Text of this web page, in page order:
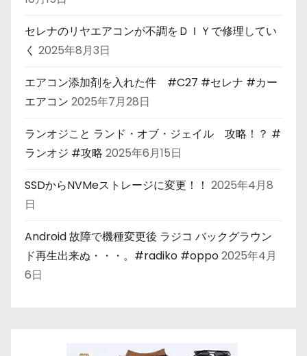
セレナのリヤエアコンが不調をＤＩＹで修理してい
く 2025年8月3日
エアコン添加剤を入れた件 #C27 #セレナ #カー
エアコン 2025年7月28日
ランオジこと ランド・オブ・ジェイル 攻略！？ #
ランオジ #攻略 2025年6月15日
SSDからNVMeストレージに変更！！ 2025年4月8
日
Android 故障で機種変更後 ラジコ バックグラウン
ド再生出来ぬ・・・。#radiko #oppo2025年4月
6日